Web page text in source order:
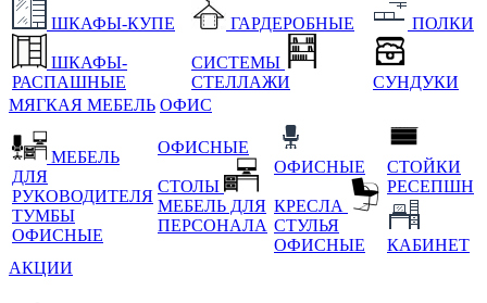
ШКАФЫ-КУПЕ
ШКАФЫ-
РАСПАШНЫЕ
ГАРДЕРОБНЫЕ
СИСТЕМЫ
СТЕЛЛАЖИ
ПОЛКИ
СУНДУКИ
МЯГКАЯ МЕБЕЛЬ ОФИС
МЕБЕЛЬ
ДЛЯ
РУКОВОДИТЕЛЯ
ТУМБЫ
ОФИСНЫЕ
ОФИСНЫЕ
СТОЛЫ
МЕБЕЛЬ ДЛЯ
ПЕРСОНАЛА
ОФИСНЫЕ
КРЕСЛА
СТУЛЬЯ
ОФИСНЫЕ
СТОЙКИ
РЕСЕПШН
КАБИНЕТ
АКЦИИ